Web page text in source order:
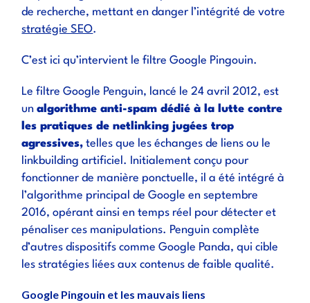
de recherche, mettant en danger l’intégrité de votre
stratégie SEO.
C’est ici qu’intervient le filtre Google Pingouin.
Le filtre Google Penguin, lancé le 24 avril 2012, est
unalgorithme anti-spam dédié à la lutte contre
les pratiques de netlinking jugées trop
agressives, telles que les échanges de liens ou le
linkbuilding artificiel. Initialement conçu pour
fonctionner de manière ponctuelle, il a été intégré à
l’algorithme principal de Google en septembre
2016, opérant ainsi en temps réel pour détecter et
pénaliser ces manipulations. Penguin complète
d’autres dispositifs comme Google Panda, qui cible
les stratégies liées aux contenus de faible qualité.
Google Pingouin et les mauvais liens